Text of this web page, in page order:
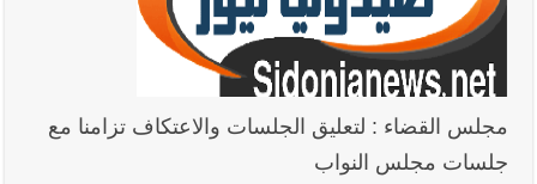
مجلس القضاء : لتعليق الجلسات والاعتكاف تزامنا مع
جلسات مجلس النواب